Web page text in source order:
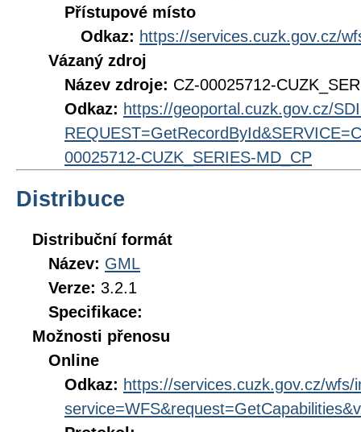
Přístupové místo
Odkaz: https://services.cuzk.gov.cz/
Vázaný zdroj
Název zdroje: CZ-00025712-
Odkaz: https://geoportal.cuzk.gov.cz/
00025712-CUZK_SERIES-MD_CP
Distribuce
Distribuční formát
Název: GML
Verze: 3.2.1
Specifikace:
Možnosti přenosu
Online
Odkaz: https://services.cuzk.gov.cz/wfs/